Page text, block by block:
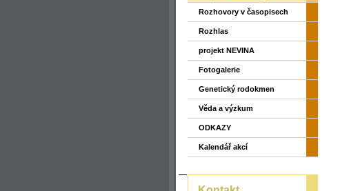
Rozhovory v časopisech
Rozhlas
projekt NEVINA
Fotogalerie
Genetický rodokmen
Věda a výzkum
ODKAZY
Kalendář akcí